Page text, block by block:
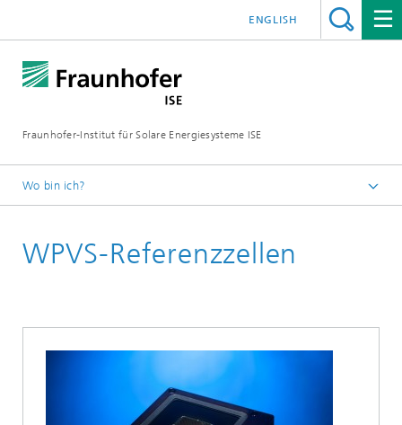
Fraunhofer-Institut für Solare Energiesysteme ISE
ENGLISH
Wo bin ich?
FuE-Infrastruktur
WPVS-Referenzzellen